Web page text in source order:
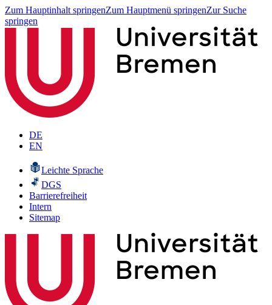
Zum Hauptinhalt springenZum Hauptmenü springenZur Suche
springen
DE
EN
Leichte Sprache
DGS
Barrierefreiheit
Intern
Sitemap